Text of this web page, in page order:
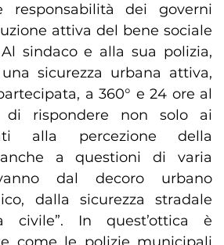
responsabilità dei governi
attiva del bene sociale
sindaco e alla sua polizia,
sicurezza urbana attiva,
a 360° e 24 ore al
di rispondere non solo ai
alla percezione della
a questioni di varia
dal decoro urbano
dalla sicurezza stradale
civile”. In quest’ottica è